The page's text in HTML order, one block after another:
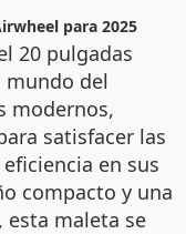
para 2025
20 pulgadas
mundo del
modernos,
satisfacer las
en sus
compacto y una
esta maleta se